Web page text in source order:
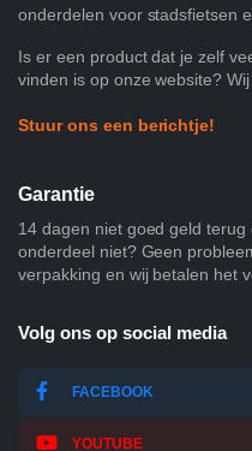
onderdelen voor stadsfietsen
Is er een product dat je zelf
vinden is op onze website?
Stuur ons een berichtje!
Garantie
14 dagen niet goed geld
onderdeel niet? Geen
verpakking en wij betalen het
Volg ons op social media
FACEBOOK
YOUTUBE